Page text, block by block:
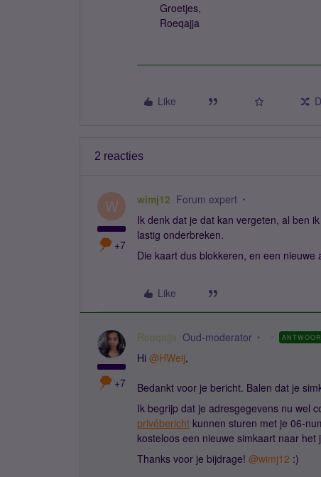
Groetjes,
Roeqajja
Like
2 reacties
W
+7
wimj12 Forum expert
Ik denk dat je dat kan vergeten, al ben
lastig onderbreken.
Die kaart dus blokkeren, en een
Like
+7
Roeqajja Oud-moderator
Hi ​ @HWeij,
Bedankt voor je bericht. Balen dat je
Ik begrijp dat je adresgegevens nu wel
privébericht kunnen sturen met je 06-
kosteloos een nieuwe simkaart naar het
Thanks voor je bijdrage! ​ @wimj12 :)